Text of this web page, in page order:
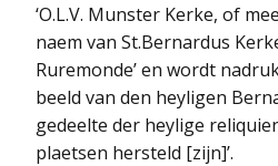
‘O.L.V. Munster Kerke, of
naem van St.Bernardus
Ruremonde’ en wordt
beeld van den heyligen
gedeelte der heylige
plaetsen hersteld [zijn]’.